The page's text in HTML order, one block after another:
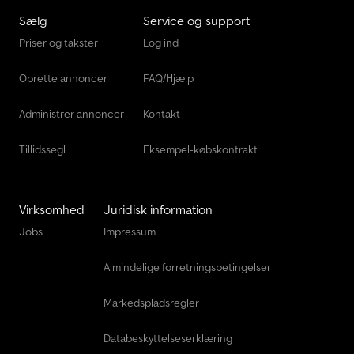
Sælg
Priser og takster
Oprette annoncer
Administrer annoncer
Tillidssegl
Service og support
Log ind
FAQ/Hjælp
Kontakt
Eksempel-købskontrakt
Virksomhed
Jobs
Juridisk information
Impressum
Almindelige forretningsbetingelser
Markedspladsregler
Databeskyttelseserklæring